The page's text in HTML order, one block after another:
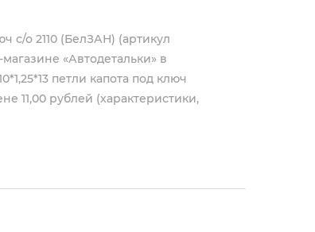
с/о 2110 (БелЗАН) (артикул
«Автодетальки» в
петли капота под ключ
11,00 рублей (характеристики,